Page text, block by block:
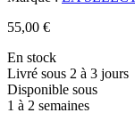
55,00 €
En stock
Livré sous 2 à 3 jours
Disponible sous
1 à 2 semaines